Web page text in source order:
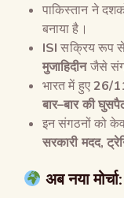
पाकिस्तान ने
बनाया है।
ISI सक्रिय रूप
मुजाहिदीनजैसे
भारत में हुए26/
बार–बार की
इन संगठनों को
सरकारी मदद,
अब नया मोर्चा: